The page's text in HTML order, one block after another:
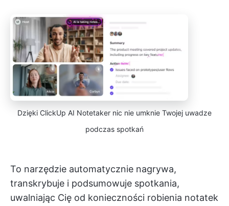
Dzięki ClickUp AI Notetaker nic nie umknie Twojej uwadze
podczas spotkań
To narzędzie automatycznie nagrywa,
transkrybuje i podsumowuje spotkania,
uwalniając Cię od konieczności robienia notatek